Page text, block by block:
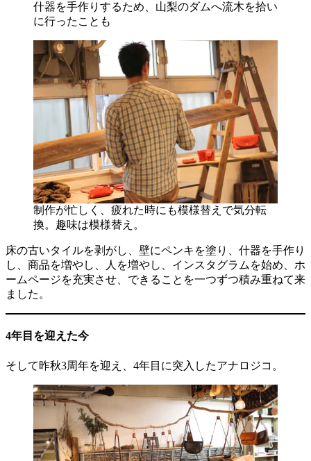
什器を手作りするため、山梨のダムへ流木を拾い
に行ったことも
制作が忙しく、疲れた時にも模様替えで気分転
換。趣味は模様替え。
床の古いタイルを剥がし、壁にペンキを塗り、什器を手作り
し、商品を増やし、人を増やし、インスタグラムを始め、ホ
ームページを充実させ、できることを一つずつ積み重ねて来
ました。
4年目を迎えた今
そして昨秋3周年を迎え、4年目に突入したアナロジコ。